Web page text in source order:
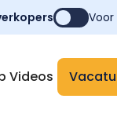
Videos